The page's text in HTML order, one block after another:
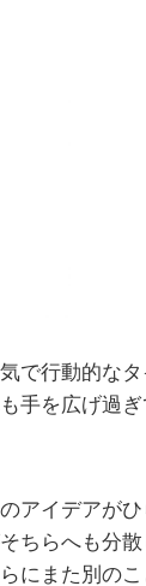
で行動的なタ
手を広げ過
アイデアが
ちらへも分散
にまた別の